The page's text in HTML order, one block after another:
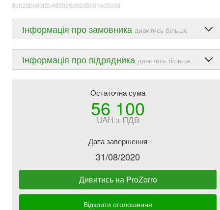
8e02abe06f2b4839a5d93d5e01ed5e99
Інформація про замовника дивитись більше
Інформація про підрядника дивитись більше
Остаточна сума
56 100
UAH з ПДВ
Дата завершення
31/08/2020
Дивитись на ProZorro
Відкрити оголошення